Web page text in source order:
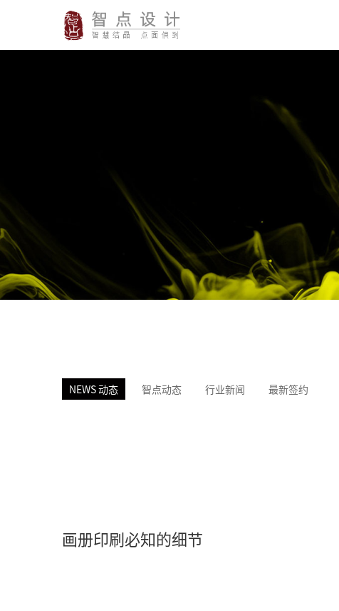
NEWS 动态 智点动态 行业新闻 最新签约
画册印刷必知的细节